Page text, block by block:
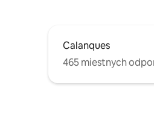
Calanques
465 miestnych